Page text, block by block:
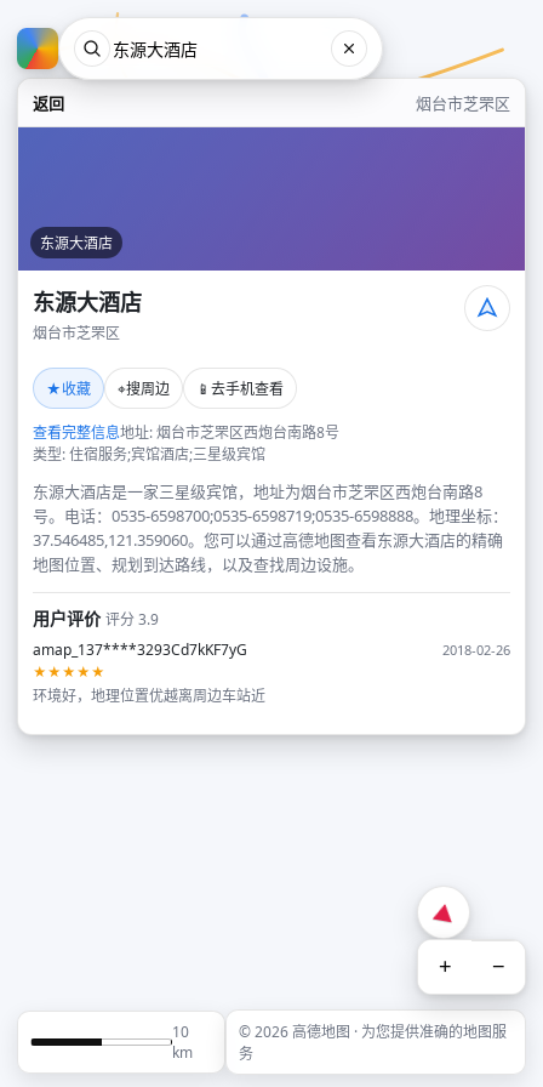
返回 烟台市芝罘区
东源大酒店
东源大酒店
烟台市芝罘区
★收藏 ⌖搜周边 📱 去手机查看
查看完整信息地址: 烟台市芝罘区西炮台南路8号
类型: 住宿服务;宾馆酒店;三星级宾馆
东源大酒店是一家三星级宾馆，地址为烟台市芝罘区西炮台南路8
号。电话：0535-6598700;0535-6598719;0535-6598888。地理坐标：
37.546485,121.359060。您可以通过高德地图查看东源大酒店的精确
地图位置、规划到达路线，以及查找周边设施。
用户评价评分 3.9
amap_137****3293Cd7kKF7yG
2018-02-26
★★★★★
环境好，地理位置优越离周边车站近
+ −
10
km
© 2026 高德地图 · 为您提供准确的地图服
务